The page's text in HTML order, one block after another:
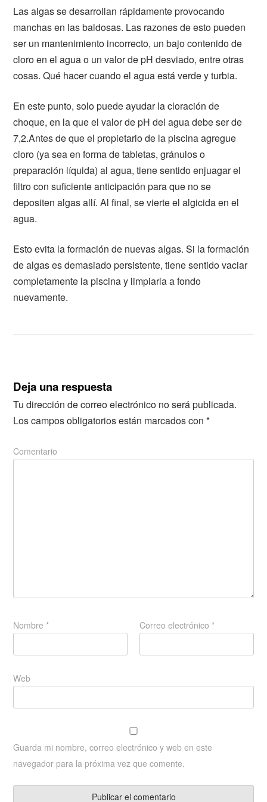
Las algas se desarrollan rápidamente provocando
manchas en las baldosas. Las razones de esto pueden
ser un mantenimiento incorrecto, un bajo contenido de
cloro en el agua o un valor de pH desviado, entre otras
cosas. Qué hacer cuando el agua está verde y turbia.
En este punto, solo puede ayudar la cloración de
choque, en la que el valor de pH del agua debe ser de
7,2.Antes de que el propietario de la piscina agregue
cloro (ya sea en forma de tabletas, gránulos o
preparación líquida) al agua, tiene sentido enjuagar el
filtro con suficiente anticipación para que no se
depositen algas allí. Al final, se vierte el algicida en el
agua.
Esto evita la formación de nuevas algas. Si la formación
de algas es demasiado persistente, tiene sentido vaciar
completamente la piscina y limpiarla a fondo
nuevamente.
Deja una respuesta
Tu dirección de correo electrónico no será publicada.
Los campos obligatorios están marcados con*
Comentario
Nombre* Correo electrónico*
Web
Guarda mi nombre, correo electrónico y web en este
navegador para la próxima vez que comente.